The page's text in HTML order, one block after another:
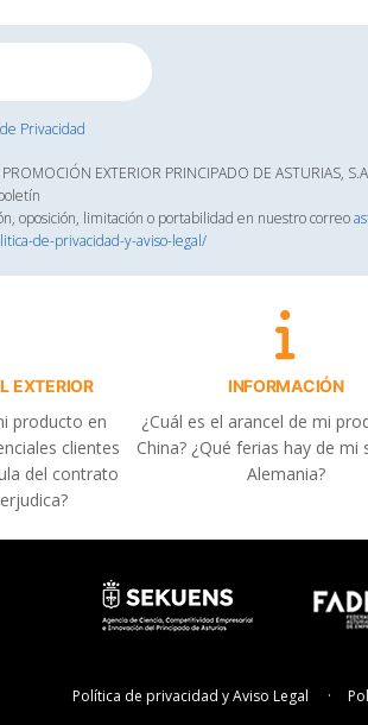
Privacidad
EXTERIOR PRINCIPADO DE ASTURIAS,
oposición, limitación o portabilidad en nuestro correo
de-privacidad-y-aviso-legal/
EXTERIOR
producto en
clientes
del contrato
INFORMACIÓN
¿Cuál es el arancel de mi
China? ¿Qué ferias hay de mi
Alemania?
Política de privacidad y Aviso Legal